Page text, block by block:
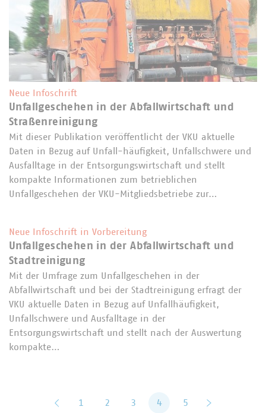
Neue Infoschrift
Unfallgeschehen in der Abfallwirtschaft und
Straßenreinigung
Mit dieser Publikation veröffentlicht der VKU aktuelle
Daten in Bezug auf Unfall-häufigkeit, Unfallschwere und
Ausfalltage in der Entsorgungswirtschaft und stellt
kompakte Informationen zum betrieblichen
Unfallgeschehen der VKU-Mitgliedsbetriebe zur…
Neue Infoschrift in Vorbereitung
Unfallgeschehen in der Abfallwirtschaft und
Stadtreinigung
Mit der Umfrage zum Unfallgeschehen in der
Abfallwirtschaft und bei der Stadtreinigung erfragt der
VKU aktuelle Daten in Bezug auf Unfallhäufigkeit,
Unfallschwere und Ausfalltage in der
Entsorgungswirtschaft und stellt nach der Auswertung
kompakte…
zurück
1 2 3 4 5